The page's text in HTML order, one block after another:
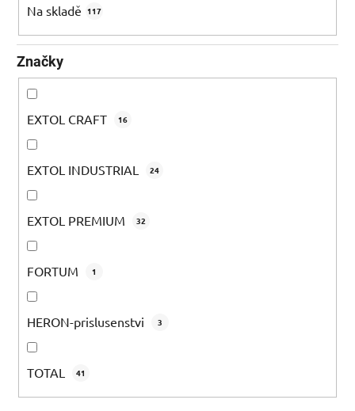
ů
Na skladě 117
Značky
EXTOL CRAFT 16
EXTOL INDUSTRIAL 24
EXTOL PREMIUM 32
FORTUM 1
HERON-prislusenstvi 3
TOTAL 41